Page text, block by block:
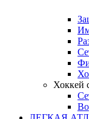
Хоккей